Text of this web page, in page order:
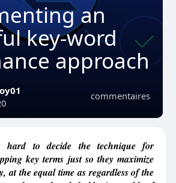
an
key-word
approach
commentaires
hard to decide the technique for
key terms just so they maximize
at the equal time as regardless of the